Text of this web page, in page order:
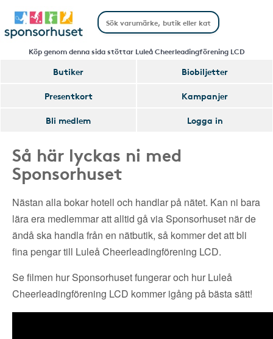
Köp genom denna sida stöttar Luleå Cheerleadingförening LCD
Butiker
Biobiljetter
Presentkort
Kampanjer
Bli medlem
Logga in
Så här lyckas ni med
Sponsorhuset
Nästan alla bokar hotell och handlar på nätet. Kan ni bara
lära era medlemmar att alltid gå via Sponsorhuset när de
ändå ska handla från en nätbutik, så kommer det att bli
fina pengar till Luleå Cheerleadingförening LCD.
Se filmen hur Sponsorhuset fungerar och hur Luleå
Cheerleadingförening LCD kommer igång på bästa sätt!